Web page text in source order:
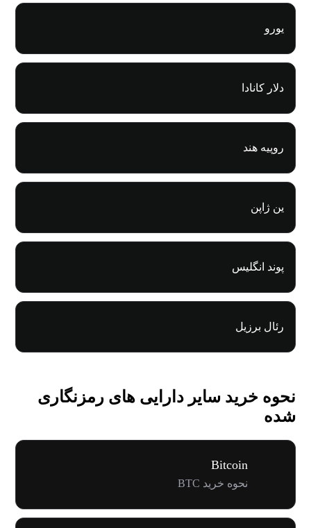
یورو
دلار کانادا
روپیه هند
ین ژاپن
پوند انگلیس
رئال برزیل
نحوه خرید سایر دارایی های رمزنگاری
شده
Bitcoin
نحوه خرید BTC